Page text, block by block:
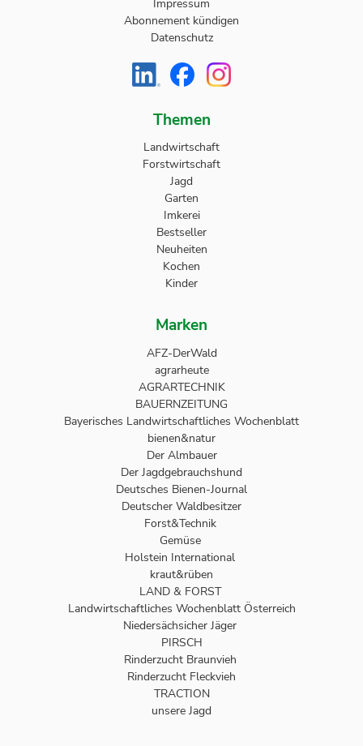
Impressum
Abonnement kündigen
Datenschutz
Themen
Landwirtschaft
Forstwirtschaft
Jagd
Garten
Imkerei
Bestseller
Neuheiten
Kochen
Kinder
Marken
AFZ-DerWald
agrarheute
AGRARTECHNIK
BAUERNZEITUNG
Bayerisches Landwirtschaftliches Wochenblatt
bienen&natur
Der Almbauer
Der Jagdgebrauchshund
Deutsches Bienen-Journal
Deutscher Waldbesitzer
Forst&Technik
Gemüse
Holstein International
kraut&rüben
LAND & FORST
Landwirtschaftliches Wochenblatt Österreich
Niedersächsicher Jäger
PIRSCH
Rinderzucht Braunvieh
Rinderzucht Fleckvieh
TRACTION
unsere Jagd